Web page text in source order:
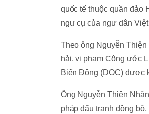
quốc tế thuộc quần đảo
ngư cụ của ngư dân Việt
Theo ông Nguyễn
hải, vi phạm Công ước
Biển Đông (DOC) được
Ông Nguyễn Thiện
pháp đấu tranh đồng